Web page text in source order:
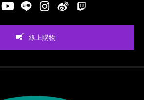
FacebookYoutubeLINE Instgram新浪微博
線上購物